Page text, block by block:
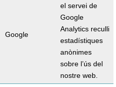
Google
el servei de
Google
Analytics reculli
estadístiques
anònimes
sobre l’ús del
nostre web.